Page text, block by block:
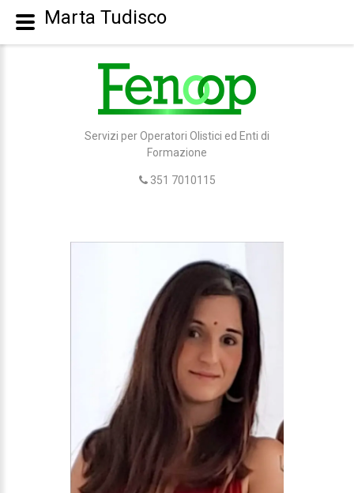
Servizi per Operatori Olistici ed Enti di
Formazione
351 7010115
Marta Tudisco